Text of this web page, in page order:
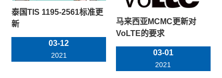
泰国TIS 1195-2561标准更
新
03-12
2021
马来西亚MCMC更新对
VoLTE的要求
03-01
2021